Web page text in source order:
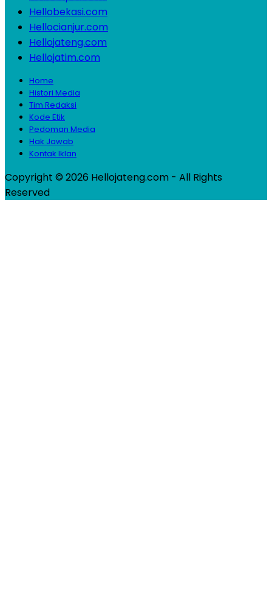
Hellobekasi.com
Hellocianjur.com
Hellojateng.com
Hellojatim.com
Home
Histori Media
Tim Redaksi
Kode Etik
Pedoman Media
Hak Jawab
Kontak Iklan
Copyright © 2026 Hellojateng.com - All Rights
Reserved